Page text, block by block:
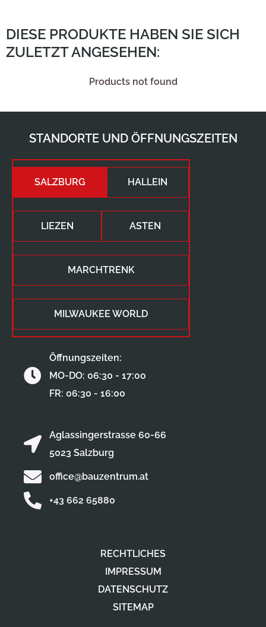
DIESE PRODUKTE HABEN SIE SICH
ZULETZT ANGESEHEN:
Products not found
RECHTLICHES
IMPRESSUM
DATENSCHUTZ
SITEMAP
STANDORTE UND ÖFFNUNGSZEITEN
SALZBURG HALLEIN
LIEZEN ASTEN
MARCHTRENK
MILWAUKEE WORLD
Aglassingerstrasse 60-66
5023 Salzburg
office@bauzentrum.at
+43 662 65880
Öffnungszeiten:
MO-DO: 06:30 - 17:00
FR: 06:30 - 16:00